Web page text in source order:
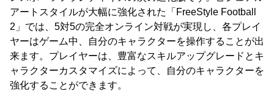
アートスタイルが大幅に強化された「FreeStyle Football
2」では、5対5の完全オンライン対戦が実現し、各プレイ
ヤーはゲーム中、自分のキャラクターを操作することが出
来ます。プレイヤーは、豊富なスキルアップグレードとキ
ャラクターカスタマイズによって、自分のキャラクターを
強化することができます。